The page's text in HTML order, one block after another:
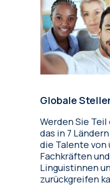
Globale
Werden Sie
das in 7
die Talente
Fachkräften
Linguistinnen
zurückgreifen